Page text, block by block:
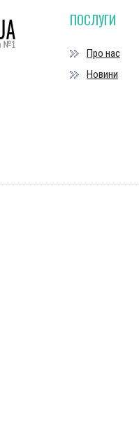
ПОСЛУГИ
Про нас
Новини